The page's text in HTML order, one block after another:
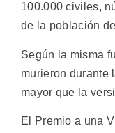
100.000 civiles,
de la población
Según la misma
murieron durante
mayor que la
El Premio a una